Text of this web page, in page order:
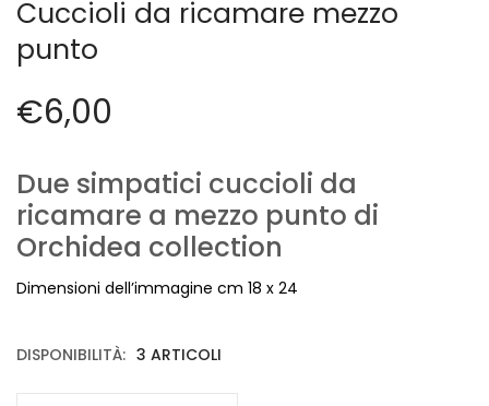
Fodere (5)
Guanti (1)
Minuterie (58)
Prodotti per la sartoria (34)
Ricamo (119)
Quadri Mezzo Punto (92)
Canovacci Completi di Filati e Ago (24)
Swarovski (2)
Cuccioli da ricamare mezzo
punto
€6,00
Due simpatici cuccioli da
ricamare a mezzo punto di
Orchidea collection
Dimensioni dell’immagine cm 18 x 24
DISPONIBILITÀ: 3 ARTICOLI